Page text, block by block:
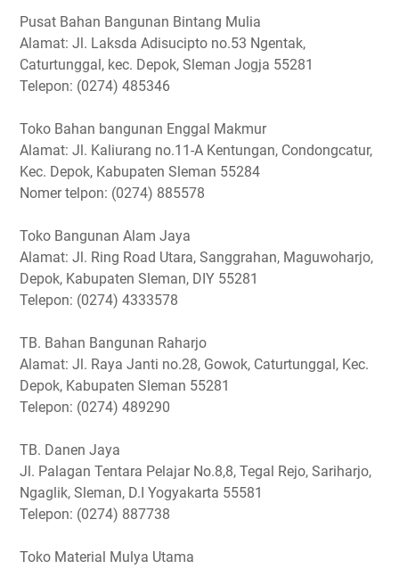
Pusat Bahan Bangunan Bintang Mulia
Alamat: Jl. Laksda Adisucipto no.53 Ngentak,
Caturtunggal, kec. Depok, Sleman Jogja 55281
Telepon: (0274) 485346
Toko Bahan bangunan Enggal Makmur
Alamat: Jl. Kaliurang no.11-A Kentungan, Condongcatur,
Kec. Depok, Kabupaten Sleman 55284
Nomer telpon: (0274) 885578
Toko Bangunan Alam Jaya
Alamat: Jl. Ring Road Utara, Sanggrahan, Maguwoharjo,
Depok, Kabupaten Sleman, DIY 55281
Telepon: (0274) 4333578
TB. Bahan Bangunan Raharjo
Alamat: Jl. Raya Janti no.28, Gowok, Caturtunggal, Kec.
Depok, Kabupaten Sleman 55281
Telepon: (0274) 489290
TB. Danen Jaya
Jl. Palagan Tentara Pelajar No.8,8, Tegal Rejo, Sariharjo,
Ngaglik, Sleman, D.I Yogyakarta 55581
Telepon: (0274) 887738
Toko Material Mulya Utama